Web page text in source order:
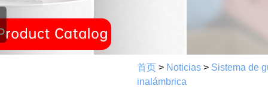
首页 > Noticias > Sistema de
inalámbrica